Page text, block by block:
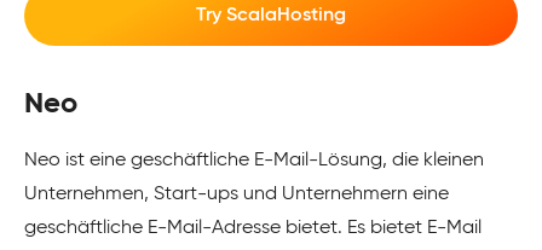
Try ScalaHosting
Neo
Neo ist eine geschäftliche E-Mail-Lösung, die kleinen
Unternehmen, Start-ups und Unternehmern eine
geschäftliche E-Mail-Adresse bietet. Es bietet E-Mail